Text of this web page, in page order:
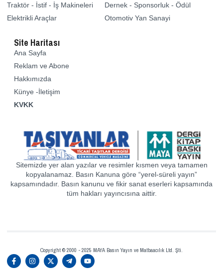
Traktör - İstif - İş Makineleri
Elektrikli Araçlar
Dernek - Sponsorluk - Ödül
Otomotiv Yan Sanayi
Site Haritası
Ana Sayfa
Reklam ve Abone
Hakkımızda
Künye -İletişim
KVKK
Sitemizde yer alan yazılar ve resimler kısmen veya tamamen
kopyalanamaz. Basın Kanuna göre “yerel-süreli yayın”
kapsamındadır. Basın kanunu ve fikir sanat eserleri kapsamında
tüm hakları yayıncısına aittir.
Copyright © 2000 - 2025 MAYA Basın Yayın ve Matbaacılık Ltd. Şti.